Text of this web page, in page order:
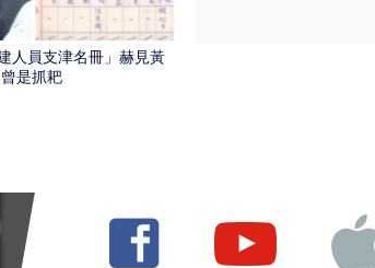
人員支津名冊」赫見黃
是抓耙